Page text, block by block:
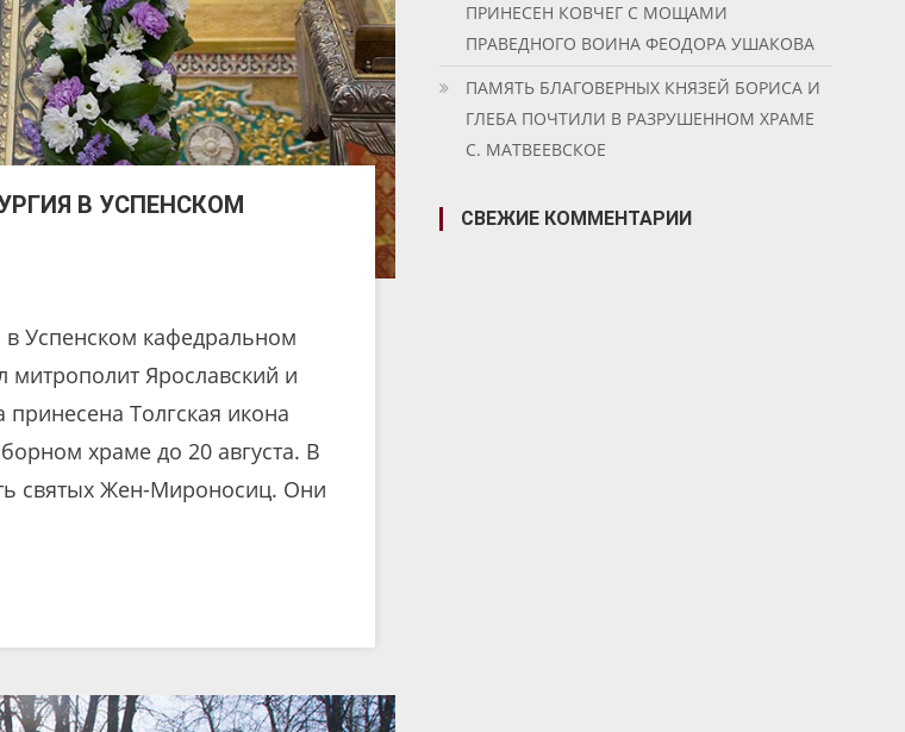
В УСПЕНСКОМ
Успенском кафедральном
митрополит Ярославский и
Толгская икона
храме до 20 августа. В
святых Жен-Мироносиц. Они
ПРИНЕСЕН КОВЧЕГ С МОЩАМИ
ПРАВЕДНОГО ВОИНА ФЕОДОРА УШАКОВА
ПАМЯТЬ БЛАГОВЕРНЫХ КНЯЗЕЙ БОРИСА И
ГЛЕБА ПОЧТИЛИ В РАЗРУШЕННОМ ХРАМЕ
С. МАТВЕЕВСКОЕ
СВЕЖИЕ КОММЕНТАРИИ